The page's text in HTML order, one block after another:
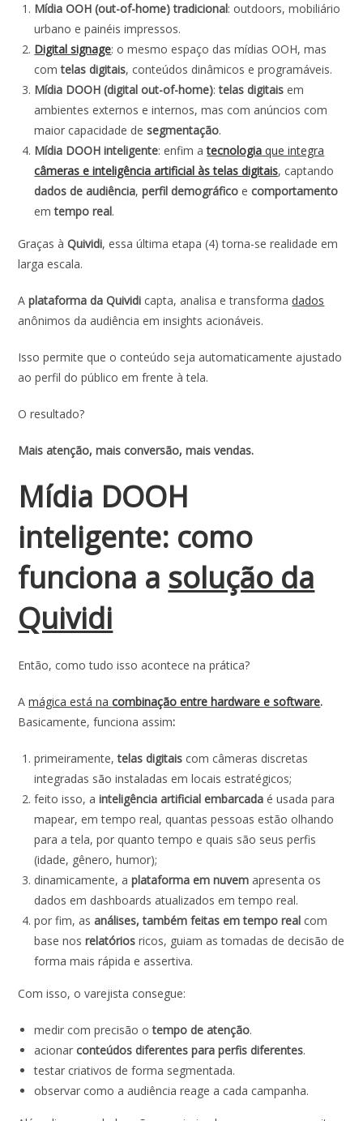
Mídia OOH (out-of-home) tradicional: outdoors, mobiliário
urbano e painéis impressos.
Digital signage: o mesmo espaço das mídias OOH, mas
comtelas digitais, conteúdos dinâmicos e programáveis.
Mídia DOOH (digital out-of-home):telas digitais em
ambientes externos e internos, mas com anúncios com
maior capacidade desegmentação.
Mídia DOOH inteligente: enfim atecnologia que integra
câmeras e inteligência artificial às telas digitais, captando
dados de audiência,perfil demográfico ecomportamento
emtempo real.
Graças àQuividi, essa última etapa (4) torna-se realidade em
larga escala.
Aplataforma da Quividi capta, analisa e transformadados
anônimos da audiência em insights acionáveis.
Isso permite que o conteúdo seja automaticamente ajustado
ao perfil do público em frente à tela.
O resultado?
Mais atenção, mais conversão, mais vendas.
Mídia DOOH
inteligente: como
funciona a solução da
Quividi
Então, como tudo isso acontece na prática?
Amágica está nacombinação entre hardware e software.
Basicamente, funciona assim:
primeiramente,telas digitais com câmeras discretas
integradas são instaladas em locais estratégicos;
feito isso, ainteligência artificial embarcada é usada para
mapear, em tempo real, quantas pessoas estão olhando
para a tela, por quanto tempo e quais são seus perfis
(idade, gênero, humor);
dinamicamente, aplataforma em nuvem apresenta os
dados em dashboards atualizados em tempo real.
por fim, asanálises, também feitas em tempo real com
base nosrelatórios ricos, guiam as tomadas de decisão de
forma mais rápida e assertiva.
Com isso, o varejista consegue:
medir com precisão otempo de atenção.
acionarconteúdos diferentes para perfis diferentes.
testar criativos de forma segmentada.
observar como a audiência reage a cada campanha.